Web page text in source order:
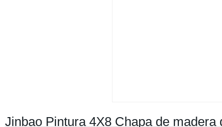
Jinbao Pintura 4X8 Chapa de madera